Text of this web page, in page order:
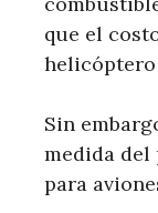
que el
helicóptero
Sin
medida del
para